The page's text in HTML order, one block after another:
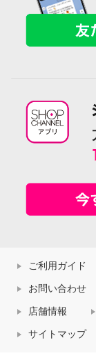
ご利用ガイド
お問い合わせ
店舗情報
サイトマップ